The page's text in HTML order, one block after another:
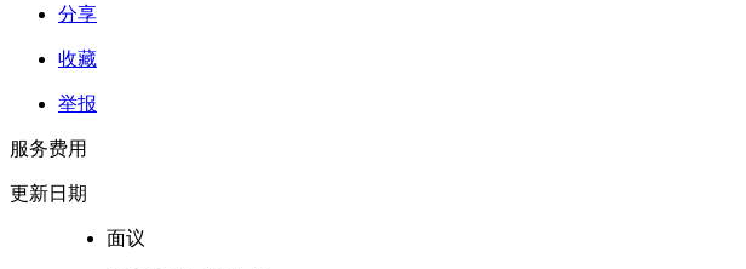
分享
收藏
举报
服务费用
更新日期
面议